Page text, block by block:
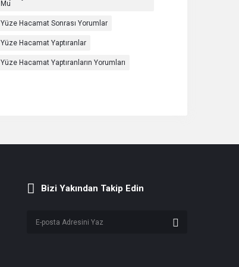
Mu
Yüze Hacamat Sonrası Yorumlar
Yüze Hacamat Yaptıranlar
Yüze Hacamat Yaptıranların Yorumları
Bizi Yakından Takip Edin